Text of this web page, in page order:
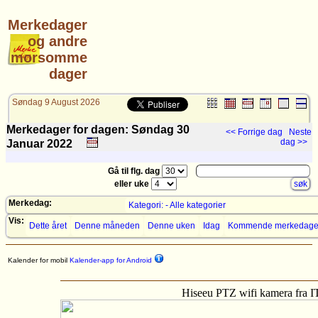
Merkedager
og andre
morsomme
dager
Søndag 9 August 2026
Merkedager for dagen: Søndag 30
Januar 2022
<< Forrige dag
Neste
dag >>
Gå til flg. dag
eller uke
Merkedag:
Kategori: - Alle kategorier
Vis:
Dette året Denne måneden Denne uken Idag Kommende
Kalender for mobil Kalender-app for Android
Hiseeu PTZ wifi kamera fra